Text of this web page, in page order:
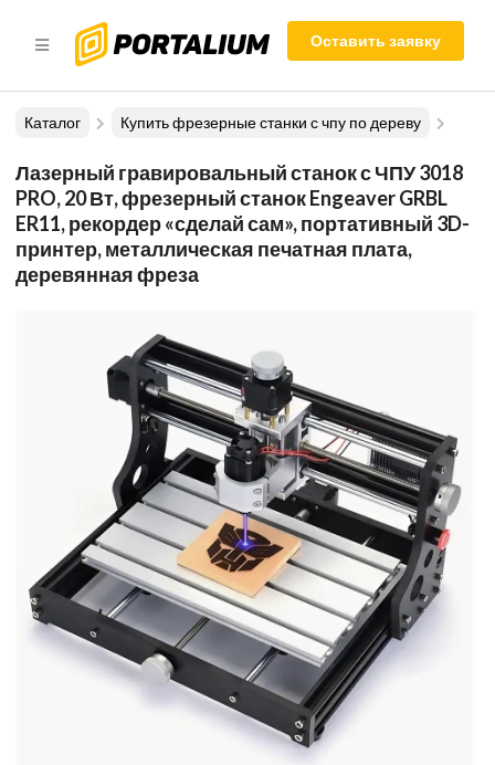
Оставить заявку
Каталог Купить фрезерные станки с чпу по дереву
Лазерный гравировальный станок с ЧПУ 3018
PRO, 20 Вт, фрезерный станок Engeaver GRBL
ER11, рекордер «сделай сам», портативный 3D-
принтер, металлическая печатная плата,
деревянная фреза